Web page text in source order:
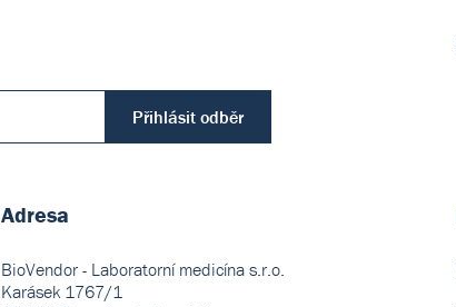
Přihlásit odběr
Adresa
BioVendor - Laboratorní medicína s.r.o.
Karásek 1767/1